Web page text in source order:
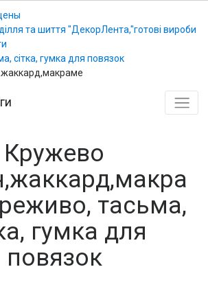
та шиття "ДекорЛента,"готові вироби
сітка, гумка для повязок
Кружево
тасьма,
гумка для
повязок